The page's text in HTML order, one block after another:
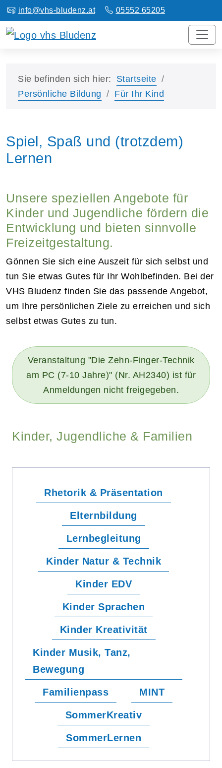
info@vhs-bludenz.at 05552 65205
Sie befinden sich hier:
Startseite
Persönliche Bildung
Für Ihr Kind
Spiel, Spaß und (trotzdem)
Lernen
Unsere speziellen Angebote für
Kinder und Jugendliche fördern die
Entwicklung und bieten sinnvolle
Freizeitgestaltung.
Gönnen Sie sich eine Auszeit für sich selbst und
tun Sie etwas Gutes für Ihr Wohlbefinden. Bei der
VHS Bludenz finden Sie das passende Angebot,
um Ihre persönlichen Ziele zu erreichen und sich
selbst etwas Gutes zu tun.
Veranstaltung "Die Zehn-Finger-Technik
am PC (7-10 Jahre)" (Nr. AH2340) ist für
Anmeldungen nicht freigegeben.
Kinder, Jugendliche & Familien
Rhetorik & Präsentation
Elternbildung
Lernbegleitung
Kinder Natur & Technik
Kinder EDV
Kinder Sprachen
Kinder Kreativität
Kinder Musik, Tanz,
Bewegung
Familienpass MINT
SommerKreativ
SommerLernen